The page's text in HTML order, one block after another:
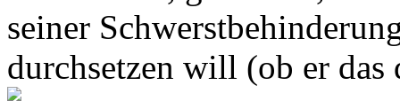
seiner
durchsetzen will (ob er das